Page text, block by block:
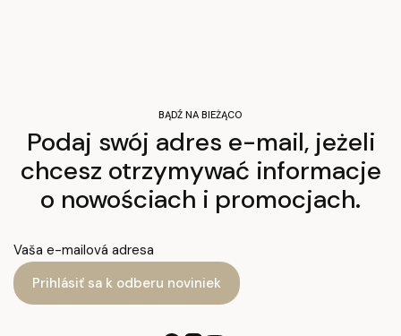
BĄDŹ NA BIEŻĄCO
Podaj swój adres e-mail, jeżeli
chcesz otrzymywać informacje
o nowościach i promocjach.
Vaša e-mailová adresa
Prihlásiť sa k odberu noviniek